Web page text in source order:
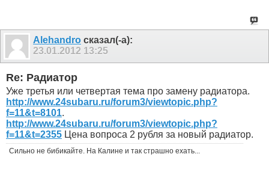
Alehandro сказал(-а):
23.01.2012 13:25
Re: Радиатор
Уже третья или четвертая тема про замену радиатора.
http://www.24subaru.ru/forum3/viewtopic.php?
f=11&t=8101.
http://www.24subaru.ru/forum3/viewtopic.php?
f=11&t=2355 Цена вопроса 2 рубля за новый радиатор.
Сильно не бибикайте. На Калине и так страшно ехать...